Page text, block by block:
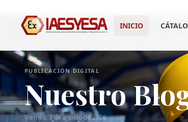
INICIO
PUBLICACIÓN DIGITAL
Nuestro
Viernes, 7 de agosto de 2026